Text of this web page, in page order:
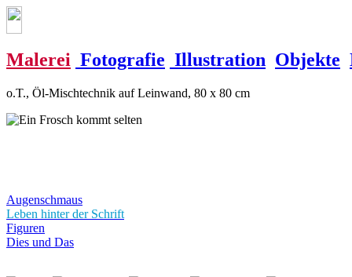
Malerei Fotografie Illustration Objekte
o.T., Öl-Mischtechnik auf Leinwand, 80 x 80 cm
Augenschmaus
Leben hinter der Schrift
Figuren
Dies und Das